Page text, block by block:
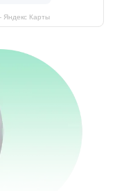
Яндекс Карты